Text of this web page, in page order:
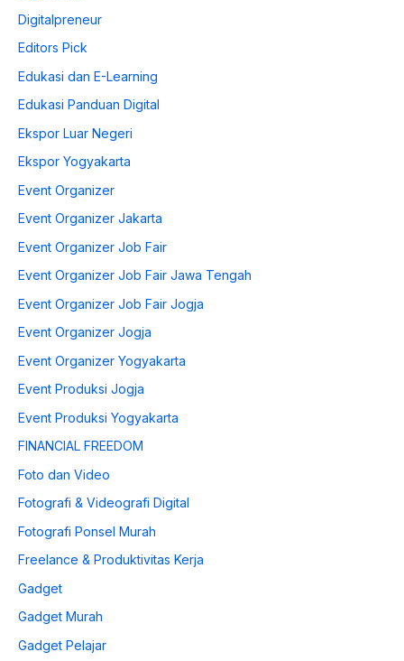
Digitalpreneur
Editors Pick
Edukasi dan E-Learning
Edukasi Panduan Digital
Ekspor Luar Negeri
Ekspor Yogyakarta
Event Organizer
Event Organizer Jakarta
Event Organizer Job Fair
Event Organizer Job Fair Jawa Tengah
Event Organizer Job Fair Jogja
Event Organizer Jogja
Event Organizer Yogyakarta
Event Produksi Jogja
Event Produksi Yogyakarta
FINANCIAL FREEDOM
Foto dan Video
Fotografi & Videografi Digital
Fotografi Ponsel Murah
Freelance & Produktivitas Kerja
Gadget
Gadget Murah
Gadget Pelajar